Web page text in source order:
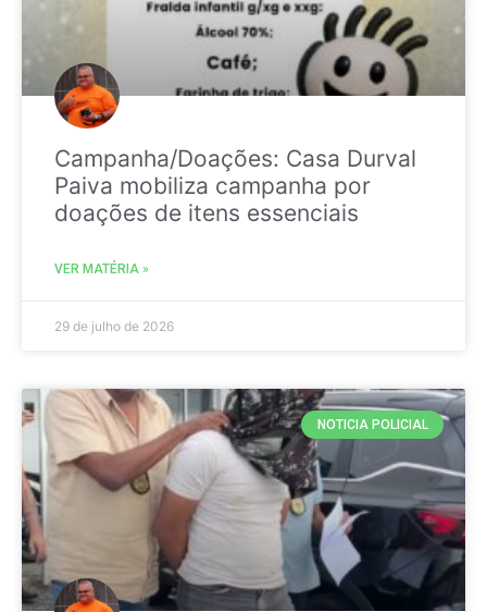
Campanha/Doações: Casa Durval
Paiva mobiliza campanha por
doações de itens essenciais
VER MATÉRIA »
29 de julho de 2026
NOTICIA POLICIAL